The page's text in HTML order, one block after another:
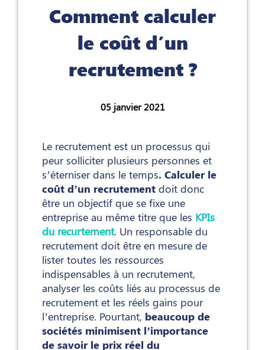
Comment calculer
le coût d’un
recrutement ?
05 janvier 2021
Le recrutement est un processus qui
peur solliciter plusieurs personnes et
s’éterniser dans le temps. Calculer le
coût d’un recrutement doit donc
être un objectif que se fixe une
entreprise au même titre que les KPIs
du recurtement. Un responsable du
recrutement doit être en mesure de
lister toutes les ressources
indispensables à un recrutement,
analyser les coûts liés au processus de
recrutement et les réels gains pour
l’entreprise. Pourtant, beaucoup de
sociétés minimisent l’importance
de savoir le prix réel du